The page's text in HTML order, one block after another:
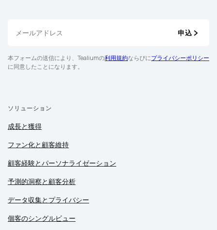
申込
本フォームの送信により、Tealiumの利用規約ならびにプライバシーポリシー
に同意したことになります。
ソリューション
成長と獲得
ファン化と顧客維持
顧客経験とパーソナライゼーション
予測的洞察と顧客分析
データ収集とプライバシー
個客のシングルビュー